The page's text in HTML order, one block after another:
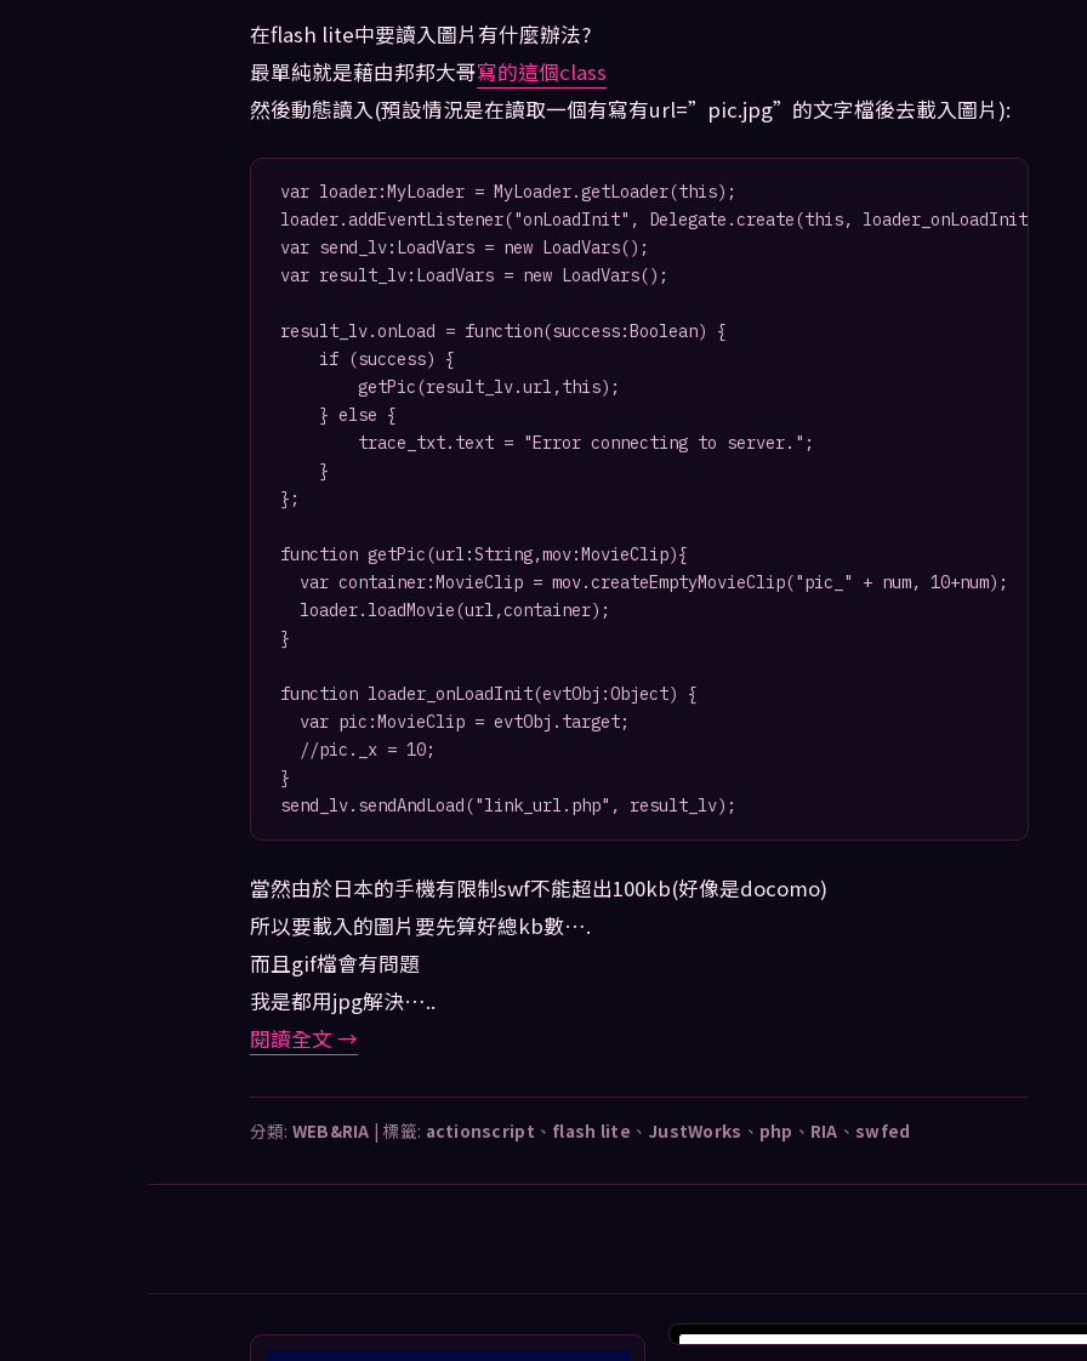
在flash lite中要讀入圖片有什麼辦法?
最單純就是藉由邦邦大哥寫的這個class
然後動態讀入(預設情況是在讀取一個有寫有url=”pic.jpg”的文字檔後去載入圖片):
var loader:MyLoader = MyLoader.getLoader(this);
loader.addEventListener("onLoadInit", Delegate.create(this, loader_onLoadInit));
var send_lv:LoadVars = new LoadVars();
var result_lv:LoadVars = new LoadVars();
result_lv.onLoad = function(success:Boolean) {
    if (success) {
        getPic(result_lv.url,this);
    } else {
        trace_txt.text = "Error connecting to server.";
    }
};
function getPic(url:String,mov:MovieClip){
}
function loader_onLoadInit(evtObj:Object) {
}
當然由於日本的手機有限制swf不能超出100kb(好像是docomo)
所以要載入的圖片要先算好總kb數….
而且gif檔會有問題
我是都用jpg解決…..
閱讀全文 →
分類: WEB&RIA | 標籤: actionscript 、 flash lite 、 JustWorks 、 php 、 RIA 、swfed